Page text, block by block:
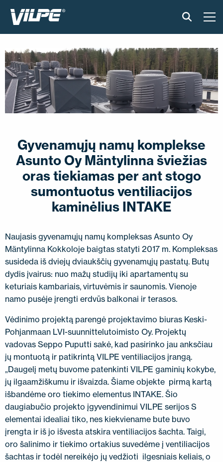
IŠMANUS STOGAS
SPRENDIMAI
MONTAVIMAS IR BROŠIŪROS
STRAIPSNIAI IR NAUJIENOS
EN FI USA PL SV SV-FI LT LV ET UK RU
Gyvenamųjų namų komplekse
Asunto Oy Mäntylinna šviežias
oras tiekiamas per ant stogo
sumontuotus ventiliacijos
kaminėlius INTAKE
Naujasis gyvenamųjų namų kompleksas Asunto Oy
Mäntylinna Kokkoloje baigtas statyti 2017 m. Kompleksas
susideda iš dviejų dviaukščių gyvenamųjų pastatų. Butų
dydis įvairus: nuo mažų studijų iki apartamentų su
keturiais kambariais, virtuvėmis ir saunomis. Vienoje
namo pusėje įrengti erdvūs balkonai ir terasos.
Vėdinimo projektą parengė projektavimo biuras Keski-
Pohjanmaan LVI-suunnittelutoimisto Oy. Projektų
vadovas Seppo Puputti sakė, kad pasirinko jau anksčiau
jų montuotą ir patikrintą VILPE ​​ventiliacijos įrangą.
„Daugelį metų buvome patenkinti VILPE ​​gaminių kokybe,
jų ilgaamžiškumu ir išvaizda. Šiame objekte pirmą kartą
išbandėme oro tiekimo elementus INTAKE. Šio
daugiabučio projekto įgyvendinimui VILPE serijos S
elementai idealiai tiko, nes kiekviename bute buvo
įrengta ir iš jo išvesta atskira ventiliacijos šachta. Taigi,
oro šalinimo ir tiekimo ortakius suvedėme į ventiliacijos
šachtas ir todėl nereikėjo jų vedžioti ilgesniais keliais, o